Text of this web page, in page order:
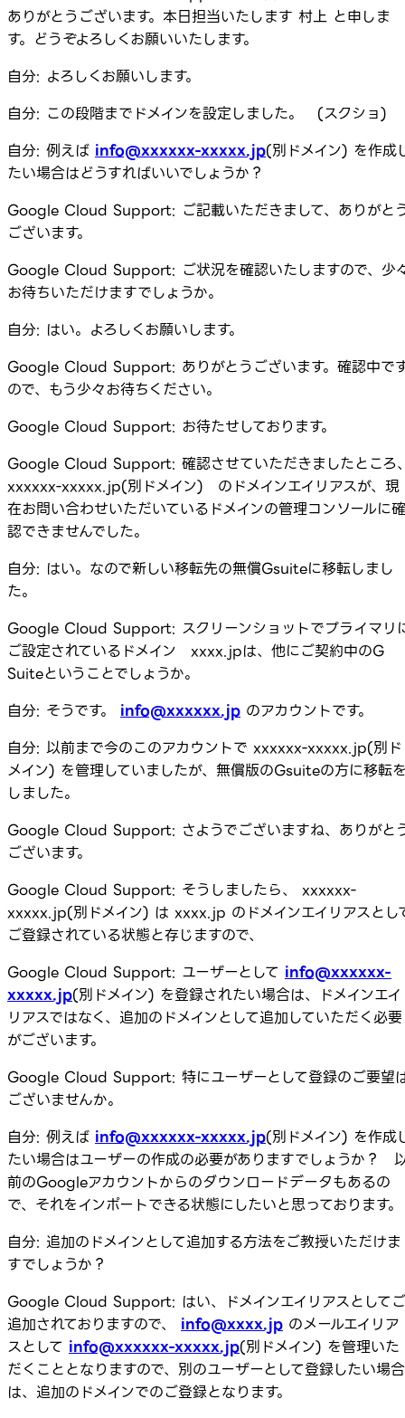
ありがとうございます。本日担当いたします 村上 と申しま
す。どうぞよろしくお願いいたします。
自分: よろしくお願いします。
自分: この段階までドメインを設定しました。 (スクショ)
自分: 例えば info@xxxxxx-xxxxx.jp(別ドメイン) を作成
たい場合はどうすればいいでしょうか？
Google Cloud Support: ご記載いただきまして、ありがと
ございます。
Google Cloud Support: ご状況を確認いたしますので、少
お待ちいただけますでしょうか。
自分: はい。よろしくお願いします。
Google Cloud Support: ありがとうございます。確認中で
ので、もう少々お待ちください。
Google Cloud Support: お待たせしております。
Google Cloud Support: 確認させていただきましたところ
xxxxxx-xxxxx.jp(別ドメイン) のドメインエイリアスが、現
在お問い合わせいただいているドメインの管理コンソールに確
認できませんでした。
自分: はい。なので新しい移転先の無償Gsuiteに移転しまし
た。
Google Cloud Support: スクリーンショットでプライマリ
ご設定されているドメイン xxxx.jpは、他にご契約中のG
Suiteということでしょうか。
自分: そうです。 info@xxxxxx.jp のアカウントです。
自分: 以前まで今のこのアカウントで xxxxxx-xxxxx.jp(別ド
メイン) を管理していましたが、無償版のGsuiteの方に移転
しました。
Google Cloud Support: さようでございますね、ありがと
ございます。
Google Cloud Support: そうしましたら、 xxxxxx-
xxxxx.jp(別ドメイン) は xxxx.jp のドメインエイリアスとし
ご登録されている状態と存じますので、
Google Cloud Support: ユーザーとして info@xxxxxx-
xxxxx.jp(別ドメイン) を登録されたい場合は、ドメインエイ
リアスではなく、追加のドメインとして追加していただく必要
がございます。
Google Cloud Support: 特にユーザーとして登録のご要望
ございませんか。
自分: 例えば info@xxxxxx-xxxxx.jp(別ドメイン) を作成
たい場合はユーザーの作成の必要がありますでしょうか？
前のGoogleアカウントからのダウンロードデータもあるの
で、それをインポートできる状態にしたいと思っております。
自分: 追加のドメインとして追加する方法をご教授いただけま
すでしょうか？
Google Cloud Support: はい、ドメインエイリアスとしてご
追加されておりますので、 info@xxxx.jp のメールエイリア
スとして info@xxxxxx-xxxxx.jp(別ドメイン) を管理いた
だくこととなりますので、別のユーザーとして登録したい場合
は、追加のドメインでのご登録となります。